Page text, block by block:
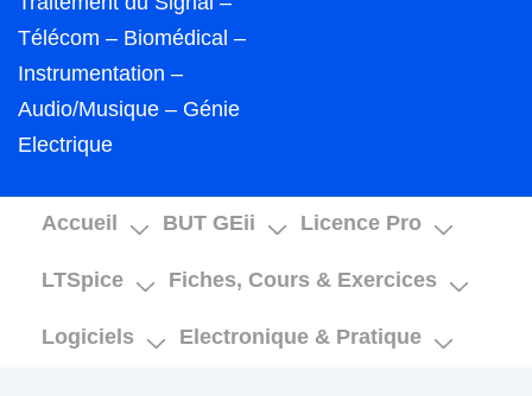
Télécom – Biomédical –
Instrumentation –
Audio/Musique – Génie
Electrique
Main
Accueil BUT GEii Licence Pro
LTSpice Fiches, Cours & Exercices
Logiciels Electronique & Pratique